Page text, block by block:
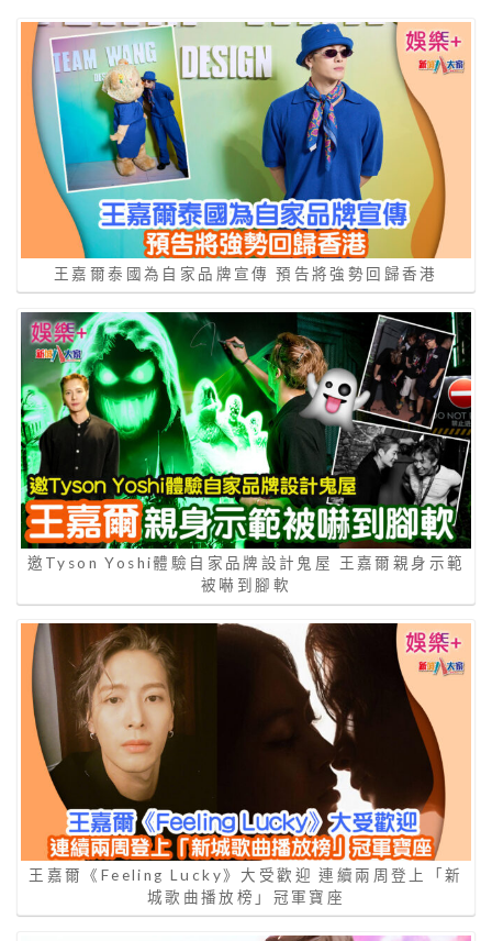
王嘉爾泰國為自家品牌宣傳 預告將強勢回歸香港
邀Tyson Yoshi體驗自家品牌設計鬼屋 王嘉爾親身示範
被嚇到腳軟
王嘉爾《Feeling Lucky》大受歡迎 連續兩周登上「新
城歌曲播放榜」冠軍寶座